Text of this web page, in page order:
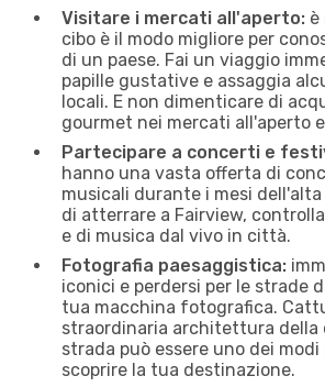
Visitare i mercati all'aperto: è
cibo è il modo migliore per
di un paese. Fai un viaggio
papille gustative e assaggia
locali. E non dimenticare di
gourmet nei mercati all'aperto
Partecipare a concerti e
hanno una vasta offerta di
musicali durante i mesi
di atterrare a Fairview,
e di musica dal vivo in città.
Fotografia paesaggistica:
iconici e perdersi per le strade
tua macchina fotografica.
straordinaria architettura della
strada può essere uno dei
scoprire la tua destinazione.